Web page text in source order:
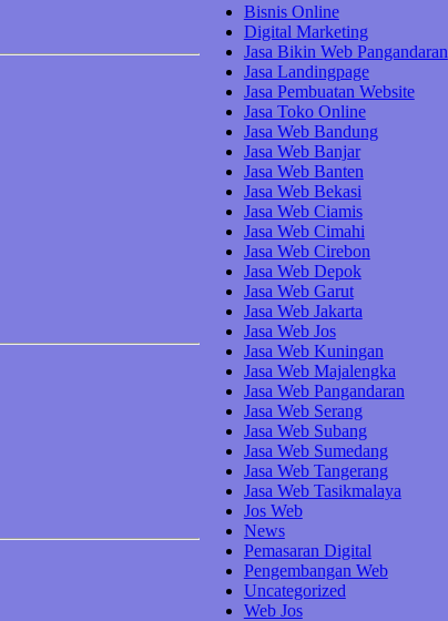
Bisnis Online
Digital Marketing
Jasa Bikin Web Pangandaran
Jasa Landingpage
Jasa Pembuatan Website
Jasa Toko Online
Jasa Web Bandung
Jasa Web Banjar
Jasa Web Banten
Jasa Web Bekasi
Jasa Web Ciamis
Jasa Web Cimahi
Jasa Web Cirebon
Jasa Web Depok
Jasa Web Garut
Jasa Web Jakarta
Jasa Web Jos
Jasa Web Kuningan
Jasa Web Majalengka
Jasa Web Pangandaran
Jasa Web Serang
Jasa Web Subang
Jasa Web Sumedang
Jasa Web Tangerang
Jasa Web Tasikmalaya
Jos Web
News
Pemasaran Digital
Pengembangan Web
Uncategorized
Web Jos